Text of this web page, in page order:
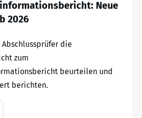
Neue
2026
Abschlussprüfer die
zum
beurteilen und
berichten.